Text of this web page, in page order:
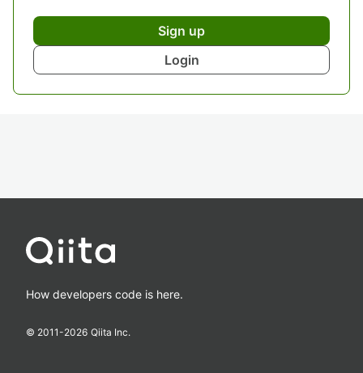
Sign up
Login
How developers code is here.
© 2011-2026 Qiita Inc.